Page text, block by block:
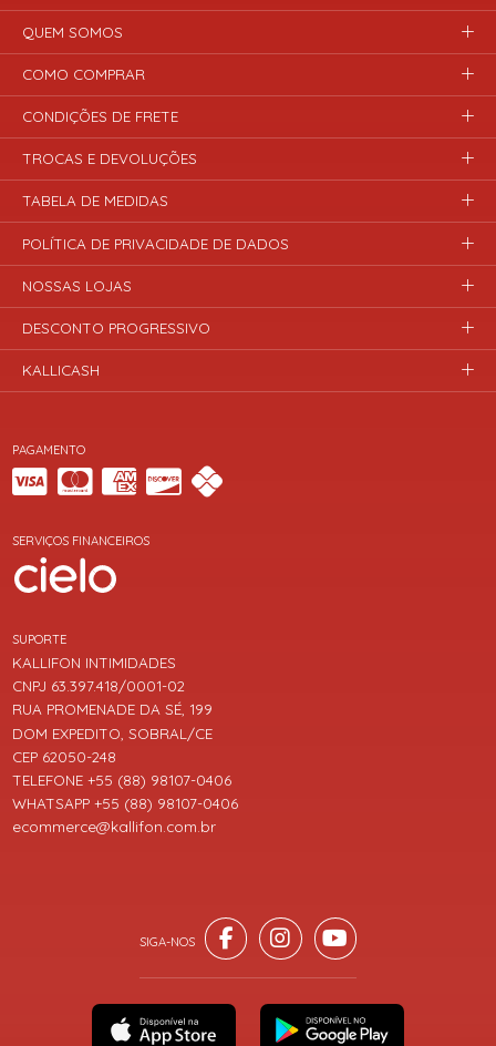
PAGAMENTO
SERVIÇOS FINANCEIROS
SUPORTE
KALLIFON INTIMIDADES
CNPJ 63.397.418/0001-02
RUA PROMENADE DA SÉ, 199
DOM EXPEDITO, SOBRAL/CE
CEP 62050-248
TELEFONE +55 (88) 98107-0406
WHATSAPP +55 (88) 98107-0406
ecommerce@kallifon.com.br
QUEM SOMOS
COMO COMPRAR
CONDIÇÕES DE FRETE
TROCAS E DEVOLUÇÕES
TABELA DE MEDIDAS
POLÍTICA DE PRIVACIDADE DE DADOS
NOSSAS LOJAS
DESCONTO PROGRESSIVO
KALLICASH